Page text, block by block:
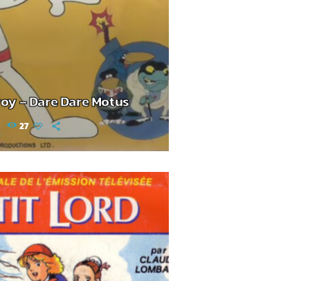
– Dare Dare Motus
27